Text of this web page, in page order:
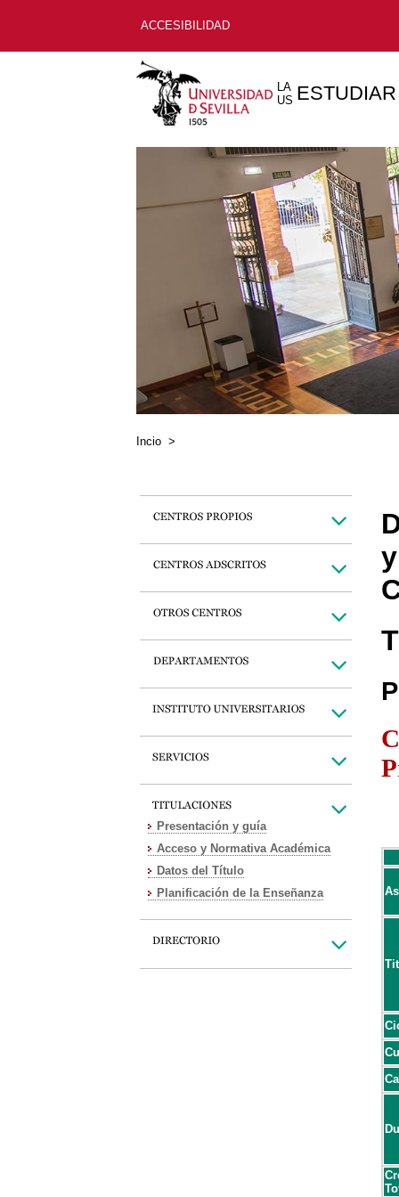
ACCESIBILIDAD
LA
US ESTUDIAR
Incio >
Presentación y guía
Acceso y Normativa Académica
Datos del Título
Planificación de la Enseñanza